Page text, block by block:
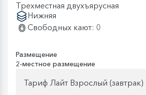
Трехместная двухъярусная
Нижняя
Свободных кают: 0
Размещение
2-местное размещение
Тариф Лайт Взрослый (завтрак)